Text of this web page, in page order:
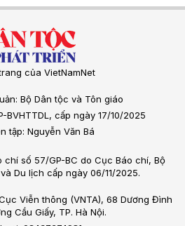
của VietNamNet
Bộ Dân tộc và Tôn giáo
BVHTTDL, cấp ngày 17/10/2025
tập: Nguyễn Văn Bá
chí số 57/GP-BC do Cục Báo chí, Bộ
Du lịch cấp ngày 06/11/2025.
Viễn thông (VNTA), 68 Dương Đình
Cầu Giấy, TP. Hà Nội.